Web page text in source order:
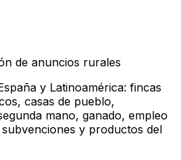
de anuncios rurales
y Latinoamérica: fincas
casas de pueblo,
mano, ganado, empleo
y productos del